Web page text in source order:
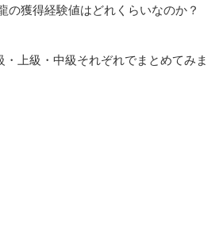
の獲得経験値はどれくらいなのか？
上級・中級それぞれでまとめてみま